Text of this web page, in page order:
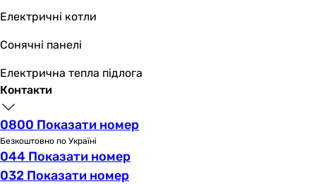
Електричні котли
Сонячні панелі
Електрична тепла підлога
Контакти
0800 Показати номер
Безкоштовно по Україні
044 Показати номер
032 Показати номер